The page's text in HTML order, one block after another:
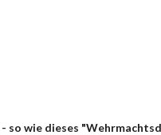
so wie dieses